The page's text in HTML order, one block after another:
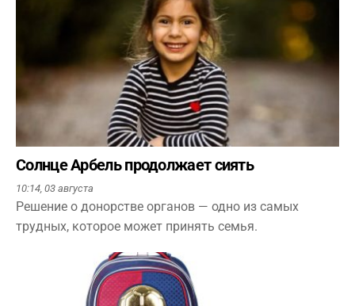
Солнце Арбель продолжает сиять
10:14, 03 августа
Решение о донорстве органов — одно из самых
трудных, которое может принять семья.